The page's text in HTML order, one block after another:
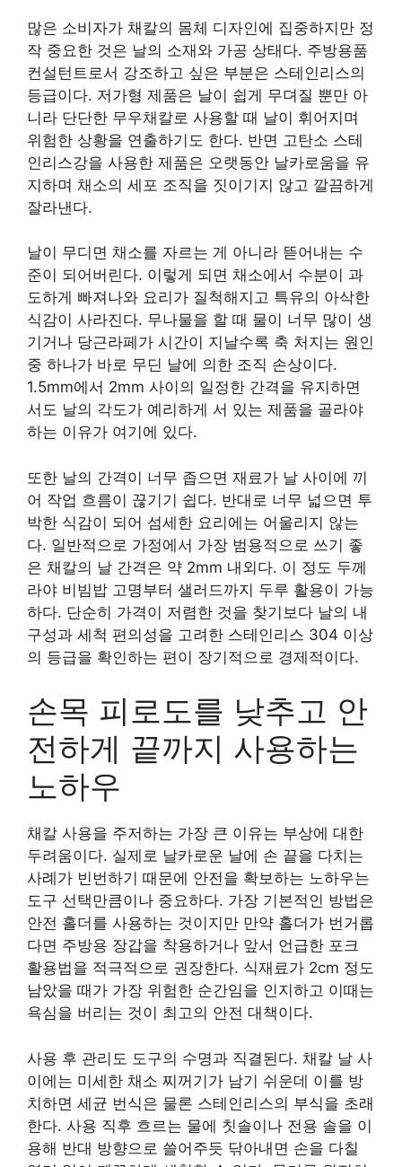
많은 소비자가 채칼의 몸체 디자인에 집중하지만 정
작 중요한 것은 날의 소재와 가공 상태다. 주방용품
컨설턴트로서 강조하고 싶은 부분은 스테인리스의
등급이다. 저가형 제품은 날이 쉽게 무뎌질 뿐만 아
니라 단단한 무우채칼로 사용할 때 날이 휘어지며
위험한 상황을 연출하기도 한다. 반면 고탄소 스테
인리스강을 사용한 제품은 오랫동안 날카로움을 유
지하며 채소의 세포 조직을 짓이기지 않고 깔끔하게
잘라낸다.
날이 무디면 채소를 자르는 게 아니라 뜯어내는 수
준이 되어버린다. 이렇게 되면 채소에서 수분이 과
도하게 빠져나와 요리가 질척해지고 특유의 아삭한
식감이 사라진다. 무나물을 할 때 물이 너무 많이 생
기거나 당근라페가 시간이 지날수록 축 처지는 원인
중 하나가 바로 무딘 날에 의한 조직 손상이다.
1.5mm에서 2mm 사이의 일정한 간격을 유지하면
서도 날의 각도가 예리하게 서 있는 제품을 골라야
하는 이유가 여기에 있다.
또한 날의 간격이 너무 좁으면 재료가 날 사이에 끼
어 작업 흐름이 끊기기 쉽다. 반대로 너무 넓으면 투
박한 식감이 되어 섬세한 요리에는 어울리지 않는
다. 일반적으로 가정에서 가장 범용적으로 쓰기 좋
은 채칼의 날 간격은 약 2mm 내외다. 이 정도 두께
라야 비빔밥 고명부터 샐러드까지 두루 활용이 가능
하다. 단순히 가격이 저렴한 것을 찾기보다 날의 내
구성과 세척 편의성을 고려한 스테인리스 304 이상
의 등급을 확인하는 편이 장기적으로 경제적이다.
손목 피로도를 낮추고 안
전하게 끝까지 사용하는
노하우
채칼 사용을 주저하는 가장 큰 이유는 부상에 대한
두려움이다. 실제로 날카로운 날에 손 끝을 다치는
사례가 빈번하기 때문에 안전을 확보하는 노하우는
도구 선택만큼이나 중요하다. 가장 기본적인 방법은
안전 홀더를 사용하는 것이지만 만약 홀더가 번거롭
다면 주방용 장갑을 착용하거나 앞서 언급한 포크
활용법을 적극적으로 권장한다. 식재료가 2cm 정도
남았을 때가 가장 위험한 순간임을 인지하고 이때는
욕심을 버리는 것이 최고의 안전 대책이다.
사용 후 관리도 도구의 수명과 직결된다. 채칼 날 사
이에는 미세한 채소 찌꺼기가 남기 쉬운데 이를 방
치하면 세균 번식은 물론 스테인리스의 부식을 초래
한다. 사용 직후 흐르는 물에 칫솔이나 전용 솔을 이
용해 반대 방향으로 쓸어주듯 닦아내면 손을 다칠